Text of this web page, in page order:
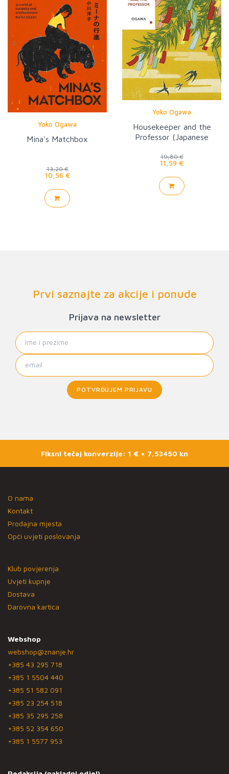
Yoko Ogawa
Mina's Matchbox
13,20 €
10,56 €
Yoko Ogawa
Housekeeper and the
Professor (Japanese
19,80 €
11,59 €
Prvi saznajte za akcije i ponude
Prijava na newsletter
POTVRĐUJEM PRIJAVU
Fiksni tečaj konverzije: 1 € = 7,53450 kn
O nama
Kontakt
Prodajna mjesta
Opći uvjeti poslovanja
Klub povjerenja
Uvjeti kupnje
Dostava
Darovna kartica
Webshop
webshop@znanje.hr
+385 43 295 718
+385 1 5504 440
+385 51 582 091
+385 23 254 518
+385 35 295 258
+385 52 354 650
+385 1 5577 953